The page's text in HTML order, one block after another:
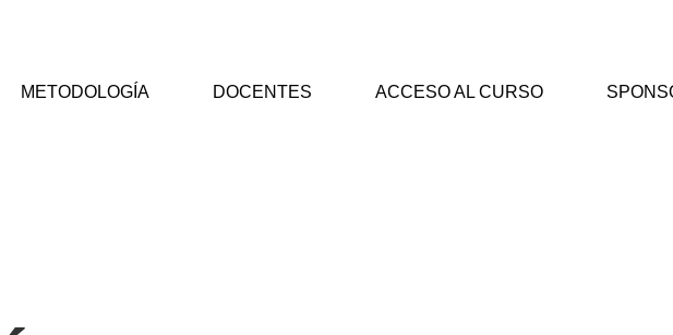
METODOLOGÍA DOCENTES ACCESO AL CURSO